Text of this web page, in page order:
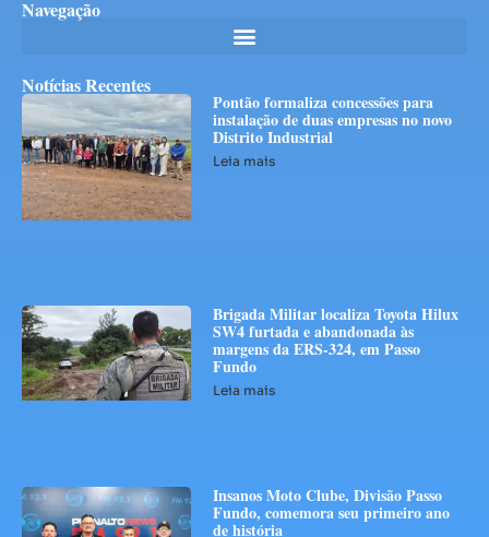
Navegação
Notícias Recentes
Pontão formaliza concessões para
instalação de duas empresas no novo
Distrito Industrial
Leia mais
Brigada Militar localiza Toyota Hilux
SW4 furtada e abandonada às
margens da ERS-324, em Passo
Fundo
Leia mais
Insanos Moto Clube, Divisão Passo
Fundo, comemora seu primeiro ano
de história